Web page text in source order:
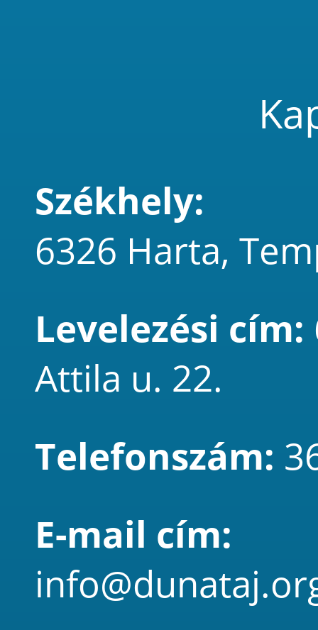
Székhely:
6326 Harta,
Levelezési cím:
Attila u. 22.
Telefonszám:
E-mail cím: